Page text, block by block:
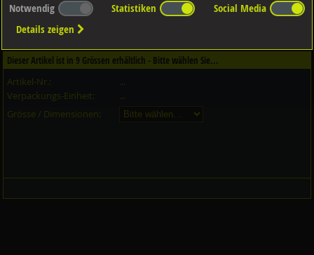
Dieser Artikel ist in 2Qualitäten erhältlich - Bitte wählen Sie...
Qualität / Oberfläche
Dieser Artikel ist in 9 Grössen erhältlich - Bitte wählen Sie...
Artikel-Nr.:
...
Verpackungs-Einheit:
...
Grösse / Dimensionen:
Notwendig Statistiken
Social Media
Details zeigen